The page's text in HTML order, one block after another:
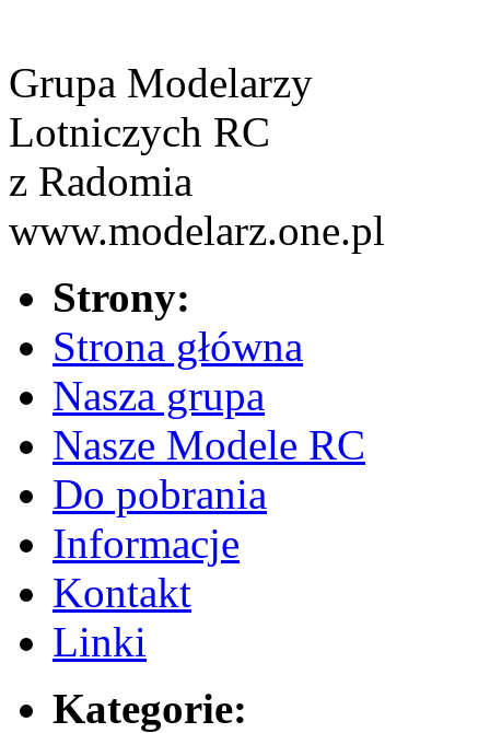
Grupa Modelarzy
Lotniczych RC
z Radomia
www.modelarz.one.pl
Strony:
Strona główna
Nasza grupa
Nasze Modele RC
Do pobrania
Informacje
Kontakt
Linki
Kategorie: